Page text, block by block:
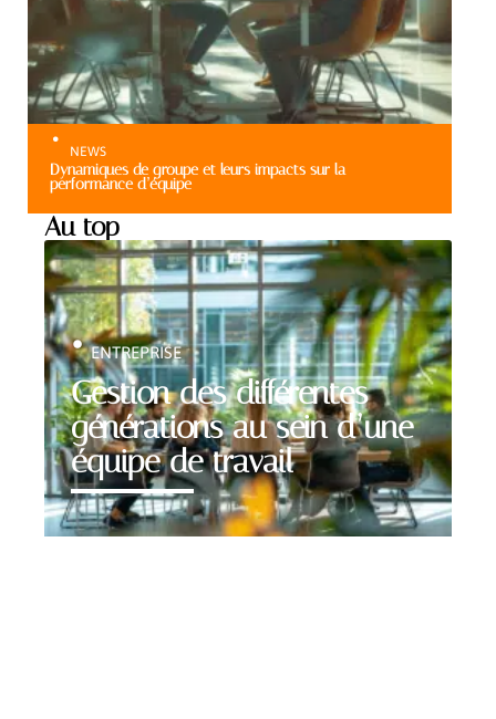
NEWS
Dynamiques de groupe et leurs impacts sur la
performance d’équipe
Au top
Gestion des différentes
générations au sein d’une
équipe de travail
ENTREPRISE